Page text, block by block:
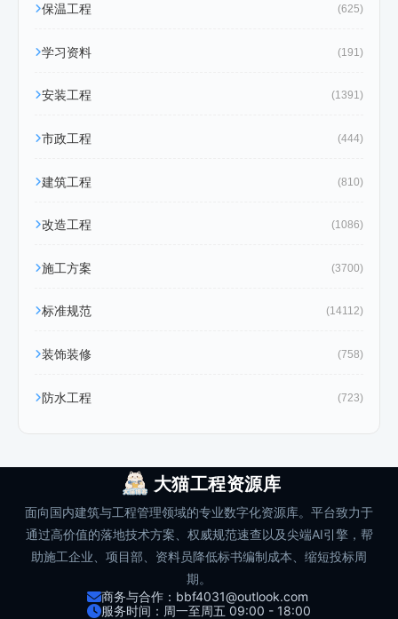
保温工程 (625)
学习资料 (191)
安装工程 (1391)
市政工程 (444)
建筑工程 (810)
改造工程 (1086)
施工方案 (3700)
标准规范 (14112)
装饰装修 (758)
防水工程 (723)
大猫工程资源库
面向国内建筑与工程管理领域的专业数字化资源库。平台致力于
通过高价值的落地技术方案、权威规范速查以及尖端AI引擎，帮
助施工企业、项目部、资料员降低标书编制成本、缩短投标周
期。
商务与合作：bbf4031@outlook.com
服务时间：周一至周五 09:00 - 18:00